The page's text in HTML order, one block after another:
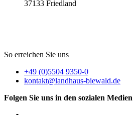
37133 Friedland
So erreichen Sie uns
+49 (0)5504 9350-0
kontakt@landhaus-biewald.de
Folgen Sie uns in den sozialen Medien